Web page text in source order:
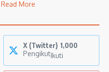
Read More
X (Twitter) 1,000
PengikutIkuti